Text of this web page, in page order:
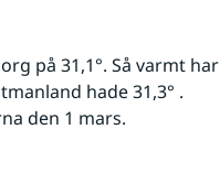
på 31,1°. Så varmt har
hade 31,3° .
den 1 mars.